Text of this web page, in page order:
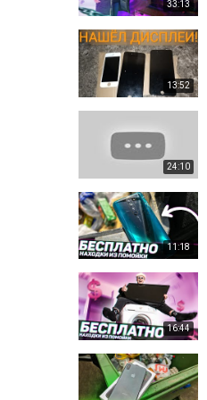
33:13
13:52
24:10
11:18
16:44